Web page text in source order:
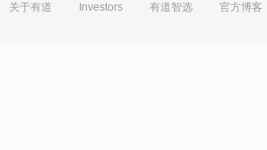
关于有道 Investors 有道智选 官方博客